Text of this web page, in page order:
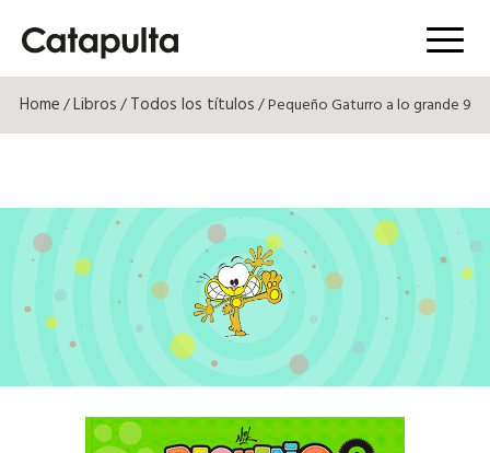
Menú
Home/Libros/Todos los títulos/ Pequeño Gaturro a lo grande 9